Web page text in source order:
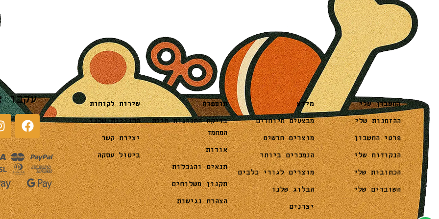
החשבון שלי
ההזמנות שלי
פרטי החשבון
הנקודות שלי
הכתובות שלי
השוברים שלי
מידע
מבצעים מיוחדים
מוצרים חדשים
הנמכרים ביותר
מוצרים לגורי כלבים
הבלוג שלנו
יצרנים
תוספות
בדיקת התנהגות חיית
המחמד
אודות
תנאים והגבלות
תקנון משלוחים
הצהרת נגישות
שירות לקוחות
החנויות שלנו
יצירת קשר
ביטול עסקה
עקבו